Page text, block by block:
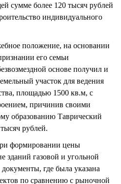
сумме более 120 тысяч рублей
индивидуального
положение, на основании
его семьи
основе получил и
участок для ведения
площадью 1500 кв.м, с
причинив своими
образованию Таврический
рублей.
формировании цены
зданий газовой и угольной
где была указана
по сравнению с рыночной